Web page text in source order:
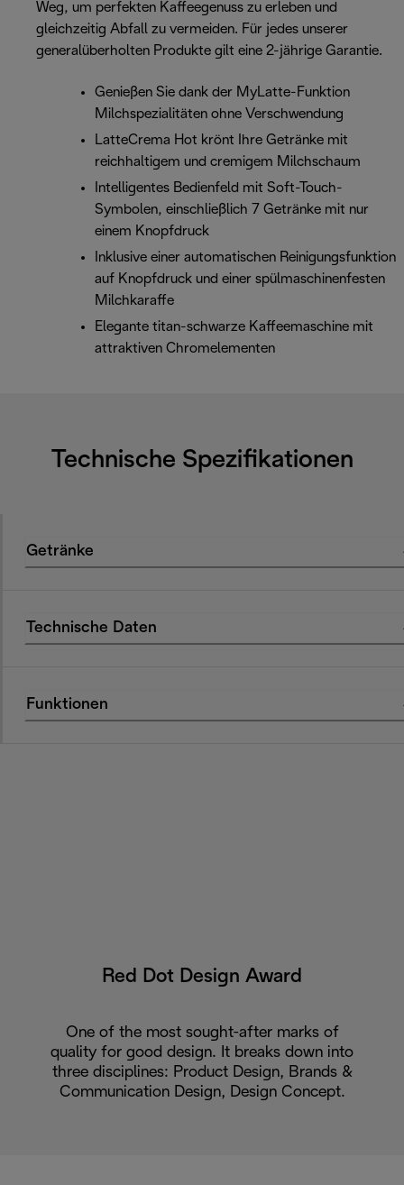
Weg, um perfekten Kaffeegenuss zu erleben und
gleichzeitig Abfall zu vermeiden. Für jedes unserer
generalüberholten Produkte gilt eine 2-jährige Garantie.
Genießen Sie dank der MyLatte-Funktion
Milchspezialitäten ohne Verschwendung
LatteCrema Hot krönt Ihre Getränke mit
reichhaltigem und cremigem Milchschaum
Intelligentes Bedienfeld mit Soft-Touch-
Symbolen, einschließlich 7 Getränke mit nur
einem Knopfdruck
Inklusive einer automatischen Reinigungsfunktion
auf Knopfdruck und einer spülmaschinenfesten
Milchkaraffe
Elegante titan-schwarze Kaffeemaschine mit
attraktiven Chromelementen
Technische Spezifikationen
Getränke
Technische Daten
Funktionen
Red Dot Design Award
One of the most sought-after marks of
quality for good design. It breaks down into
three disciplines: Product Design, Brands &
Communication Design, Design Concept.